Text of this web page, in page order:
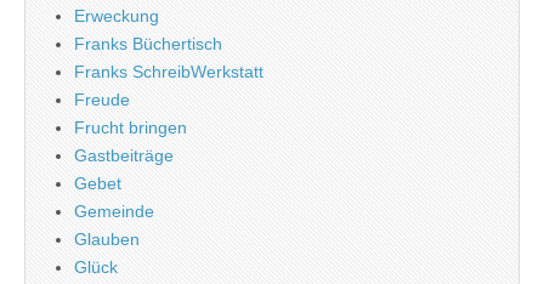
Erweckung
Franks Büchertisch
Franks SchreibWerkstatt
Freude
Frucht bringen
Gastbeiträge
Gebet
Gemeinde
Glauben
Glück